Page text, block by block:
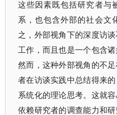
这些因素既包括研究者与
系，也包含外部的社会文
之，外部视角下的深度访
工作，而且也是一个包含
然而，这种外部视角的不
者在访谈实践中总结得来
系统化的理论思考。这就
依赖研究者的调查能力和